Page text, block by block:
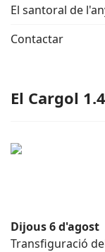
El santoral de
Contactar
El Cargol
Dijous 6 d'agost
Transfiguració